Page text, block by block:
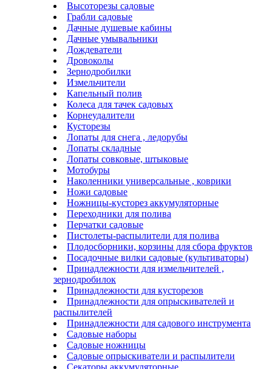
Высоторезы садовые
Грабли садовые
Дачные душевые кабины
Дачные умывальники
Дождеватели
Дровоколы
Зернодробилки
Измельчители
Капельный полив
Колеса для тачек садовых
Корнеудалители
Кусторезы
Лопаты для снега , ледорубы
Лопаты складные
Лопаты совковые, штыковые
Мотобуры
Наколенники универсальные , коврики
Ножи садовые
Ножницы-кусторез аккумуляторные
Переходники для полива
Перчатки садовые
Пистолеты-распылители для полива
Плодосборники, корзины для сбора фруктов
Посадочные вилки садовые (культиваторы)
Принадлежности для измельчителей ,
зернодробилок
Принадлежности для кусторезов
Принадлежности для опрыскивателей и
распылителей
Принадлежности для садового инструмента
Садовые наборы
Садовые ножницы
Садовые опрыскиватели и распылители